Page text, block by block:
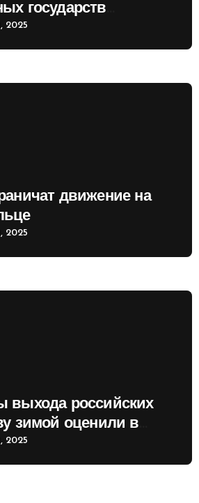
государств
валюту
2025
движение на
2025
выхода российских
зимой оценили в
2025